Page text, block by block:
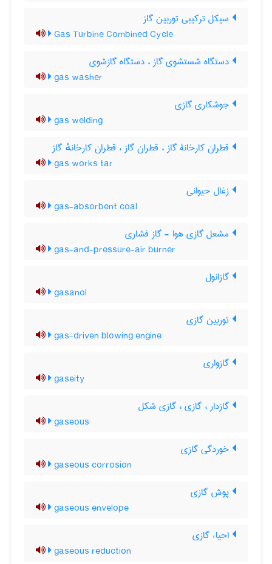
سیکل ترکیبی توربین گاز
Gas Turbine Combined Cycle
دستگاه شستشوی گاز ، دستگاه گازشوی
gas washer
جوشکاری گازی
gas welding
قطران کارخانۀ گاز ، قطران گاز ، قطران کارخانهٔ گاز
gas works tar
زغال حیوانی
gas-absorbent coal
مشعل گازی هوا - گاز فشاری
gas-and-pressure-air burner
گازانول
gasanol
توربین گازی
gas-driven blowing engine
گازواری
gaseity
گازدار ، گازی ، گازی شکل
gaseous
خوردگی گازی
gaseous corrosion
پوش گازی
gaseous envelope
احیاء گازی
gaseous reduction